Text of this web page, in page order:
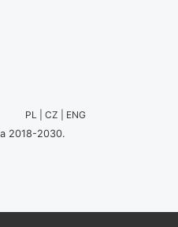
PL | CZ | ENG
2018-2030.